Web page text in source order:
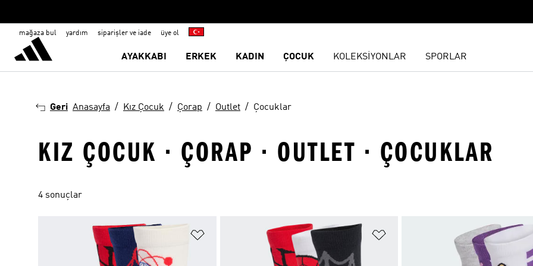
mağaza bul yardım siparişler ve iade üye ol
AYAKKABI ERKEK KADIN ÇOCUK KOLEKSİYONLAR SPORLAR
Geri Anasayfa Kız Çocuk Çorap Outlet Çocuklar
KIZ ÇOCUK · ÇORAP · OUTLET · ÇOCUKLAR
4 sonuçlar
Favori Listesine Ekle Favori Listesine Ekle